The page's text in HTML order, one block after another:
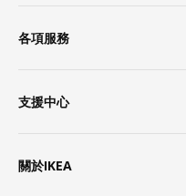
各項服務
支援中心
關於IKEA